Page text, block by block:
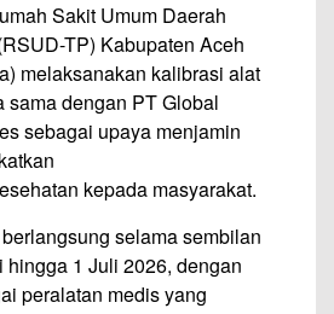
Sakit Umum Daerah
TP) Kabupaten Aceh
melaksanakan kalibrasi alat
sama dengan PT Global
sebagai upaya menjamin
kepada masyarakat.
selama sembilan
hingga 1 Juli 2026, dengan
peralatan medis yang